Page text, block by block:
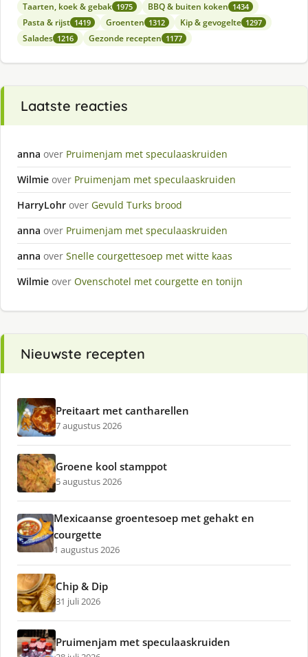
Taarten, koek & gebak 1975 BBQ & buiten koken 1434
Pasta & rijst 1419 Groenten 1312 Kip & gevogelte 1297
Salades 1216 Gezonde recepten 1177
Laatste reacties
anna over Pruimenjam met speculaaskruiden
Wilmie over Pruimenjam met speculaaskruiden
HarryLohr over Gevuld Turks brood
anna over Pruimenjam met speculaaskruiden
anna over Snelle courgettesoep met witte kaas
Wilmie over Ovenschotel met courgette en tonijn
Nieuwste recepten
Preitaart met cantharellen
7 augustus 2026
Groene kool stamppot
5 augustus 2026
Mexicaanse groentesoep met gehakt en
courgette
1 augustus 2026
Chip & Dip
31 juli 2026
Pruimenjam met speculaaskruiden